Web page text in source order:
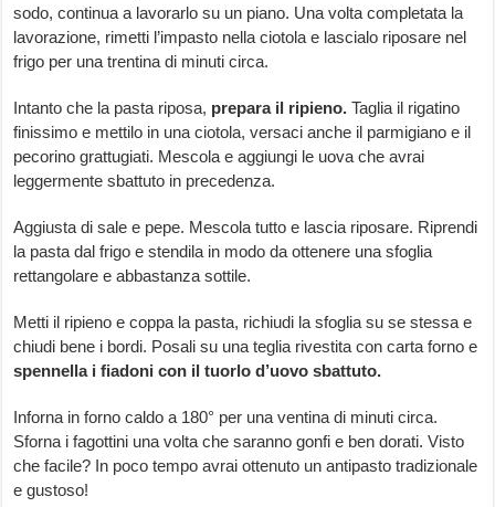
sodo, continua a lavorarlo su un piano. Una volta completata la
lavorazione, rimetti l’impasto nella ciotola e lascialo riposare nel
frigo per una trentina di minuti circa.
Intanto che la pasta riposa, prepara il ripieno. Taglia il rigatino
finissimo e mettilo in una ciotola, versaci anche il parmigiano e il
pecorino grattugiati. Mescola e aggiungi le uova che avrai
leggermente sbattuto in precedenza.
Aggiusta di sale e pepe. Mescola tutto e lascia riposare. Riprendi
la pasta dal frigo e stendila in modo da ottenere una sfoglia
rettangolare e abbastanza sottile.
Metti il ripieno e coppa la pasta, richiudi la sfoglia su se stessa e
chiudi bene i bordi. Posali su una teglia rivestita con carta forno e
spennella i fiadoni con il tuorlo d’uovo sbattuto.
Inforna in forno caldo a 180° per una ventina di minuti circa.
Sforna i fagottini una volta che saranno gonfi e ben dorati. Visto
che facile? In poco tempo avrai ottenuto un antipasto tradizionale
e gustoso!